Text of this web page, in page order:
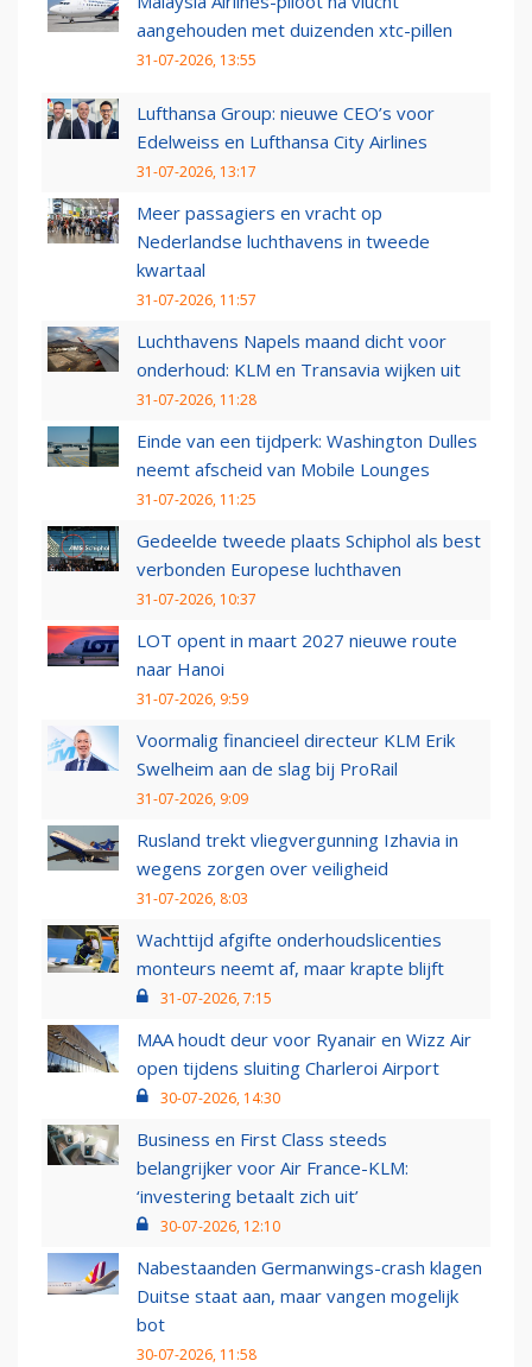
aangehouden met duizenden xtc-pillen
31-07-2026, 13:55
Lufthansa Group: nieuwe CEO’s voor
Edelweiss en Lufthansa City Airlines
31-07-2026, 13:17
Meer passagiers en vracht op
Nederlandse luchthavens in tweede
kwartaal
31-07-2026, 11:57
Luchthavens Napels maand dicht voor
onderhoud: KLM en Transavia wijken uit
31-07-2026, 11:28
Einde van een tijdperk: Washington Dulles
neemt afscheid van Mobile Lounges
31-07-2026, 11:25
Gedeelde tweede plaats Schiphol als best
verbonden Europese luchthaven
31-07-2026, 10:37
LOT opent in maart 2027 nieuwe route
naar Hanoi
31-07-2026, 9:59
Voormalig financieel directeur KLM Erik
Swelheim aan de slag bij ProRail
31-07-2026, 9:09
Rusland trekt vliegvergunning Izhavia in
wegens zorgen over veiligheid
31-07-2026, 8:03
Wachttijd afgifte onderhoudslicenties
monteurs neemt af, maar krapte blijft
31-07-2026, 7:15
MAA houdt deur voor Ryanair en Wizz Air
open tijdens sluiting Charleroi Airport
30-07-2026, 14:30
Business en First Class steeds
belangrijker voor Air France-KLM:
‘investering betaalt zich uit’
30-07-2026, 12:10
Nabestaanden Germanwings-crash klagen
Duitse staat aan, maar vangen mogelijk
bot
30-07-2026, 11:58